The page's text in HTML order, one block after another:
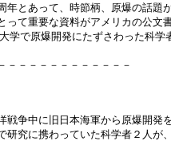
とあって、時節柄、原爆の話題
って重要な資料がアメリカの公文
学で原爆開発にたずさわった科学
争中に旧日本海軍から原爆開発
研究に携わっていた科学者２人が